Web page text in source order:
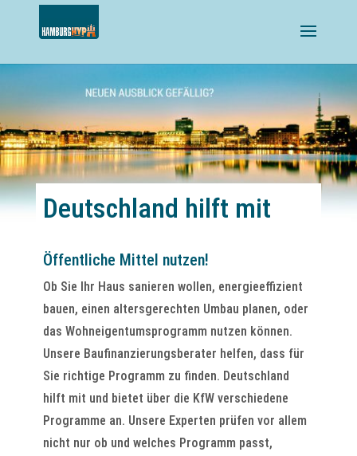
Deutschland hilft mit
Öffentliche Mittel nutzen!
Ob Sie Ihr Haus sanieren wollen, energieeffizient
bauen, einen altersgerechten Umbau planen, oder
das Wohneigentumsprogramm nutzen können.
Unsere Baufinanzierungsberater helfen, dass für
Sie richtige Programm zu finden. Deutschland
hilft mit und bietet über die KfW verschiedene
Programme an. Unsere Experten prüfen vor allem
nicht nur ob und welches Programm passt,